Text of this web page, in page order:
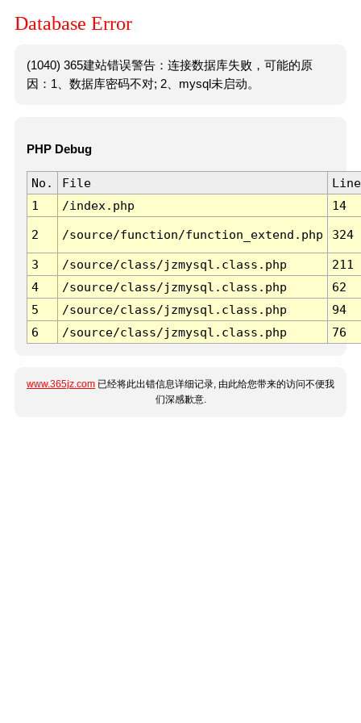
Database Error
(1040) 365建站错误警告：连接数据库失败，可能的原
因：1、数据库密码不对; 2、mysql未启动。
PHP Debug
No. File
Line
1
/index.php 14
2 /source/function/function_extend.php 324
3 /source/class/jzmysql.class.php
211
4
/source/class/jzmysql.class.php
62
5
/source/class/jzmysql.class.php
94
6
/source/class/jzmysql.class.php 76
www.365jz.com 已经将此出错信息详细记录, 由此给您带来的访问不便我
们深感歉意.